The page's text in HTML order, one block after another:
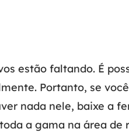
estão faltando. É
Portanto, se
nada nele, baixe a
a gama na área de